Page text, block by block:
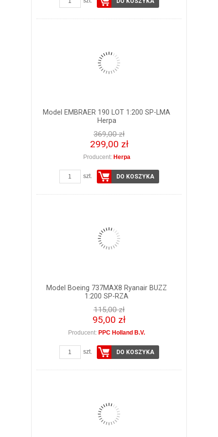
Model EMBRAER 190 LOT 1:200 SP-LMA
Herpa
369,00 zł
299,00 zł
Producent: Herpa
szt. DO KOSZYKA
Model Boeing 737MAX8 Ryanair BUZZ
1:200 SP-RZA
115,00 zł
95,00 zł
Producent: PPC Holland B.V.
szt. DO KOSZYKA